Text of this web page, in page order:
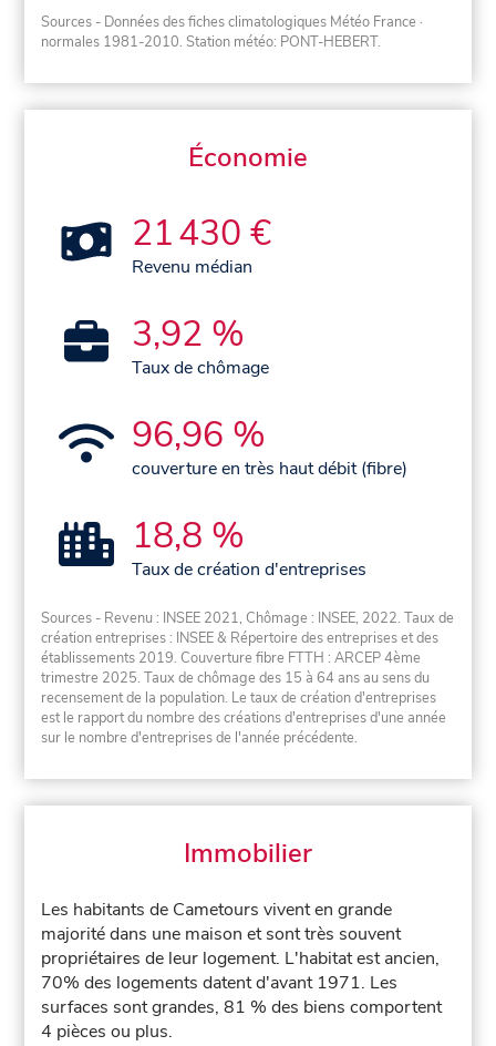
Sources - Données des fiches climatologiques Météo France ·
normales 1981-2010. Station météo: PONT-HEBERT.
Économie
21 430 €
Revenu médian
3,92 %
Taux de chômage
96,96 %
couverture en très haut débit (fibre)
18,8 %
Taux de création d'entreprises
Sources - Revenu : INSEE 2021, Chômage : INSEE, 2022. Taux de
création entreprises : INSEE & Répertoire des entreprises et des
établissements 2019. Couverture fibre FTTH : ARCEP 4ème
trimestre 2025. Taux de chômage des 15 à 64 ans au sens du
recensement de la population. Le taux de création d'entreprises
est le rapport du nombre des créations d'entreprises d'une année
sur le nombre d'entreprises de l'année précédente.
Immobilier
Les habitants de Cametours vivent en grande
majorité dans une maison et sont très souvent
propriétaires de leur logement. L'habitat est ancien,
70% des logements datent d'avant 1971. Les
surfaces sont grandes, 81 % des biens comportent
4 pièces ou plus.